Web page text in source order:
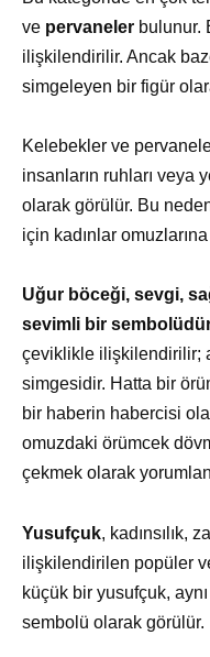
ve pervaneler bulunur.
ilişkilendirilir. Ancak
simgeleyen bir figür
Kelebekler ve
insanların ruhları veya
olarak görülür. Bu
için kadınlar
Uğur böceği, sevgi,
sevimli bir
çeviklikle ilişkilendirilir;
simgesidir. Hatta bir
bir haberin habercisi
omuzdaki örümcek
çekmek olarak
Yusufçuk, kadınsılık,
ilişkilendirilen popüler
küçük bir yusufçuk,
sembolü olarak görülür.